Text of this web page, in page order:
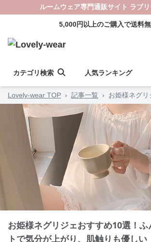
ルームウェア専門通販サイト ラブ
5,000円以上のご購入で送料
カテゴリ検索 人気ランキング
Lovely-wear TOP › 記事一覧 › お姫様ネグ
お姫様ネグリジェおすすめ10選！ふ
トで気分が上がり、肌触りも優しい